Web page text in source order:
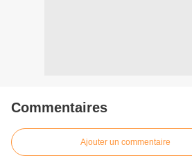
Commentaires
Ajouter un commentaire